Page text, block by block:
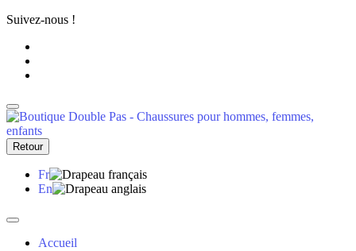
Suivez-nous !
Retour
Fr
En
Accueil